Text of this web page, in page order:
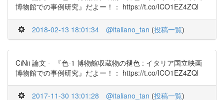
博物館での事例研究』だよー！： https://t.co/ICO1EZ4ZQl
2018-02-13 18:01:34 @italiano_tan (投稿一覧)
CiNii 論文 - 『色-1 博物館収蔵物の褪色 : イタリア国立映画
博物館での事例研究』だよー！： https://t.co/ICO1EZ4ZQl
2017-11-30 13:01:28 @italiano_tan (投稿一覧)